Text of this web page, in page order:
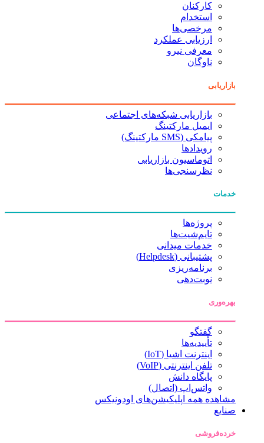
کارکنان
استخدام
مرخصی‌ها
ارزیابی عملکرد
معرفی نیرو
ناوگان
بازاریابی
بازاریابی شبکه‌های اجتماعی
ایمیل مارکتینگ
پیامکی (SMS مارکتینگ)
رویدادها
اتوماسیون بازاریابی
نظرسنجی‌ها
خدمات
پروژه‌ها
تایم‌شیت‌ها
خدمات میدانی
پشتیبانی (Helpdesk)
برنامه‌ریزی
نوبت‌دهی
بهره‌وری
گفتگو
تأییدیه‌ها
اینترنت اشیا (IoT)
تلفن اینترنتی (VoIP)
پایگاه دانش
واتس‌اپ (اتصال)
مشاهده همه اپلیکیشن‌های اودونیکس
صنایع
خرده‌فروشی